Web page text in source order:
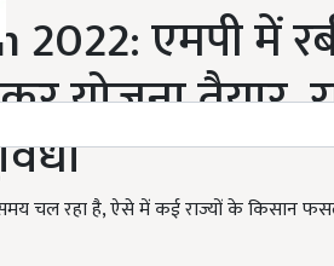
2022: एमपी में
योजना तैयार,
चल रहा है, ऐसे में कई राज्यों के किसान